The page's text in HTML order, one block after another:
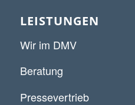
LEISTUNGEN
Wir im DMV
Beratung
Pressevertrieb